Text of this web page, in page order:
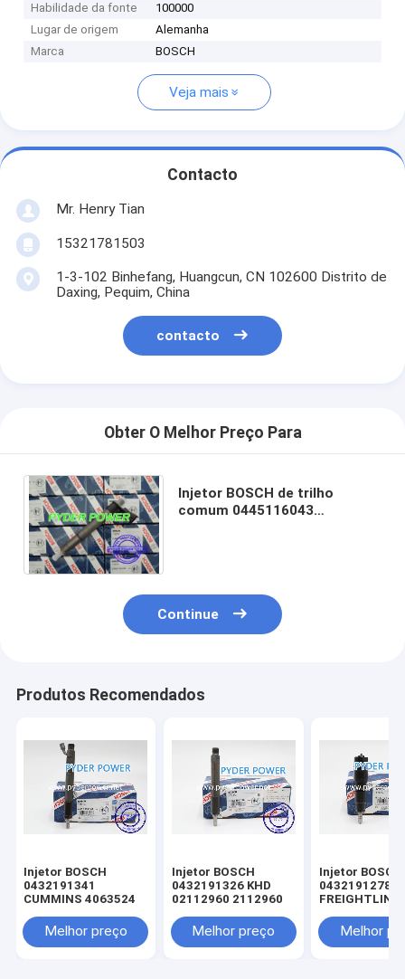
Habilidade da fonte
100000
Lugar de origem
Alemanha
Marca
BOSCH
Veja mais
Contacto
Mr. Henry Tian
15321781503
1-3-102 Binhefang, Huangcun, CN 102600 Distrito de
Daxing, Pequim, China
contacto
Obter O Melhor Preço Para
Injetor BOSCH de trilho
comum 0445116043
Continue
Produtos Recomendados
Injetor BOSCH
0432191341
CUMMINS 4063524
Melhor preço
Injetor BOSCH
0432191326 KHD
02112960 2112960
Melhor preço
Injetor BOSCH
0432191278
MINSK
MERCEDES-
Melhor